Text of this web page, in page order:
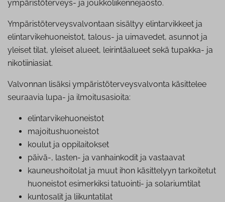
ympäristöterveys- ja joukkoliikennejaosto.
Ympäristöterveysvalvontaan sisältyy elintarvikkeet ja
elintarvikehuoneistot, talous- ja uimavedet, asunnot ja
yleiset tilat, yleiset alueet, leirintäalueet sekä tupakka- ja
nikotiiniasiat.
Valvonnan lisäksi ympäristöterveysvalvonta käsittelee
seuraavia lupa- ja ilmoitusasioita:
elin­tar­vi­ke­huo­neis­tot
ma­joi­tus­huo­neis­tot
koulut ja op­pi­lai­tok­set
päivä-, lasten- ja van­hain­ko­dit ja vastaavat
kau­neus­hoi­to­lat ja muut ihon käsittelyyn tarkoitetut
huoneistot esimerkiksi tatuointi- ja so­la­rium­ti­lat
kuntosalit ja lii­kun­ta­ti­lat